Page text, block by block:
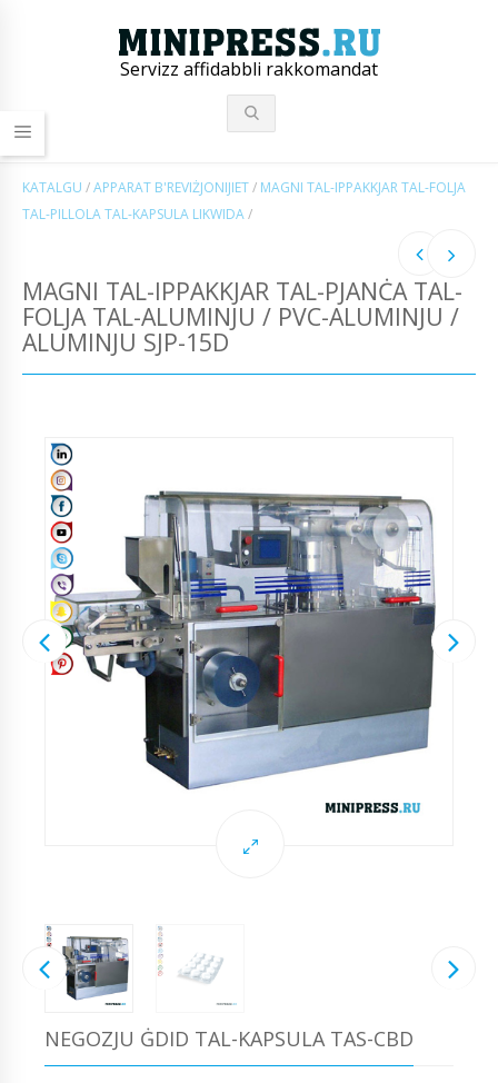
Servizz affidabbli rakkomandat
KATALGU /APPARAT B'REVIŻJONIJIET/ MAGNI TAL-IPPAKKJAR TAL-FOLJA
TAL-PILLOLA TAL-KAPSULA LIKWIDA/
MAGNI TAL-IPPAKKJAR TAL-PJANĊA TAL-
FOLJA TAL-ALUMINJU / PVC-ALUMINJU /
ALUMINJU SJP-15D
NEGOZJU ĠDID TAL-KAPSULA TAS-CBD